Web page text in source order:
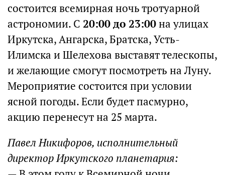
состоится всемирная ночь тротуарной
астрономии. С 20:00 до 23:00на улицах
Иркутска, Ангарска, Братска, Усть-
Илимска и Шелехова выставят телескопы,
и желающие смогут посмотреть на Луну.
Мероприятие состоится при условии
ясной погоды. Если будет пасмурно,
акцию перенесут на 25 марта.
Павел Никифоров, исполнительный
директор Иркутского планетария: